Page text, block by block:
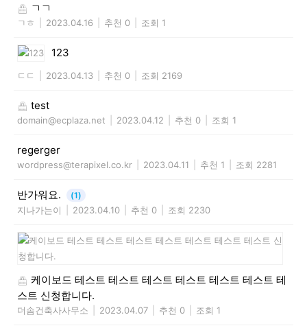
ㄱㄱ
ㄱㅎ 2023.04.16 추천 0 조회 1
123
ㄷㄷ 2023.04.13 추천 0 조회 2169
test
domain@ecplaza.net 2023.04.12 추천 0 조회 1
regerger
wordpress@terapixel.co.kr 2023.04.11 추천 1 조회 2281
반가워요. (1)
지나가는이 2023.04.10 추천 0 조회 2230
케이보드 테스트 테스트 테스트 테스트 테스트 테스트 테
스트 신청합니다.
더솜건축사사무소 2023.04.07 추천 0 조회 1